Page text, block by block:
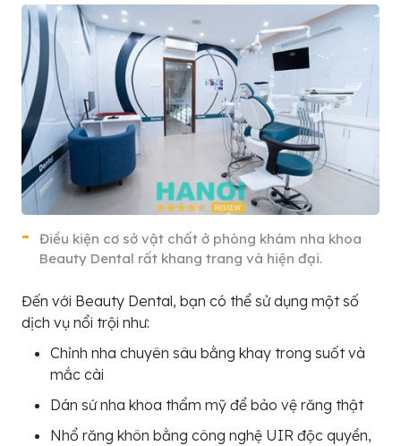
Điều kiện cơ sở vật chất ở phòng khám nha khoa
Beauty Dental rất khang trang và hiện đại.
Đến với Beauty Dental, bạn có thể sử dụng một số
dịch vụ nổi trội như:
Chỉnh nha chuyên sâu bằng khay trong suốt và
mắc cài
Dán sứ nha khoa thẩm mỹ để bảo vệ răng thật
Nhổ răng khôn bằng công nghệ UIR độc quyền,